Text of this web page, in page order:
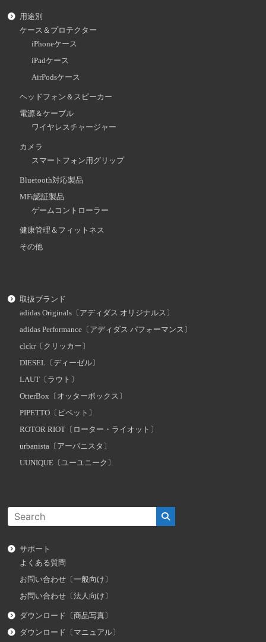
用途別
ケース＆プロテクター
iPhoneケース
iPadケース
AirPodsケース
ヘッドフォン＆スピーカー
電源＆ケーブル
ワイヤレスチャージャー
カメラ
スマートフォン用グリップ
Bluetooth対応製品
MFi認証製品
ゲームコントローラー
健康管理＆フィットネス
その他
取扱ブランド
adidas Originals〔アディダス オリジナルス〕
adidas Performance〔アディダス パフォーマンス〕
clckr〔クリッカー〕
DIESEL〔ディーゼル〕
LAUT〔ラウト〕
OtterBox〔オッターボックス〕
PIPETTO〔ピペット〕
ROTOR RIOT〔ローター・ライオット〕
urbanista〔アーバニスタ〕
UUNIQUE〔ユーユニーク〕
サポート
よくある質問
お問い合わせ〔一般向け〕
お問い合わせ〔法人向け〕
ダウンロード〔商品写真〕
ダウンロード〔マニュアル〕